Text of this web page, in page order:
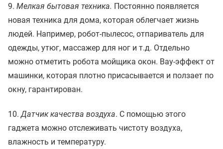
9. Мелкая бытовая техника. Постоянно появляется
новая техника для дома, которая облегчает жизнь
людей. Например, робот-пылесос, отпариватель для
одежды, утюг, массажер для ног и т.д. Отдельно
можно отметить робота мойщика окон. Вау-эффект от
машинки, которая плотно присасывается и ползает по
окну, гарантирован.
10.Датчик качества воздуха. С помощью этого
гаджета можно отслеживать чистоту воздуха,
влажность и температуру.